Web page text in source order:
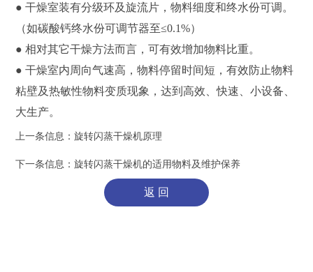
● 干燥室装有分级环及旋流片，物料细度和终水份可调。
（如碳酸钙终水份可调节器至≤0.1%）
● 相对其它干燥方法而言，可有效增加物料比重。
● 干燥室内周向气速高，物料停留时间短，有效防止物料
粘壁及热敏性物料变质现象，达到高效、快速、小设备、
大生产。
上一条信息：旋转闪蒸干燥机原理
下一条信息：旋转闪蒸干燥机的适用物料及维护保养